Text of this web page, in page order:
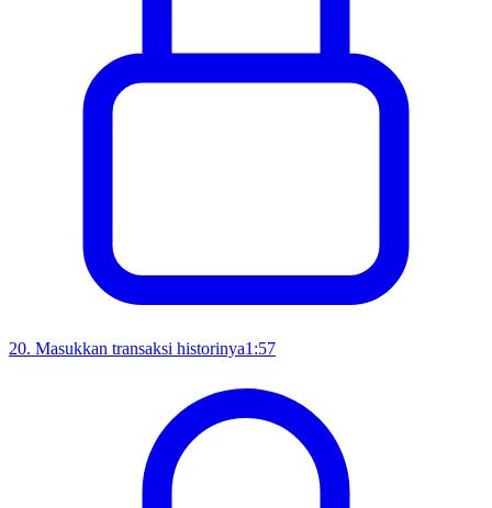
20. Masukkan transaksi historinya1:57